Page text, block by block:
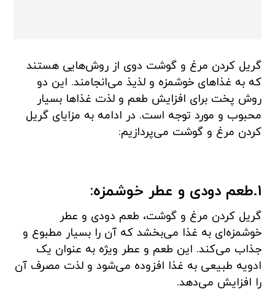
گریل کردن مرغ و گوشت دوی از روش‌هایی هستند
که به غذاهای خوشمزه و لذیذ می‌انجامند. این دو
روش پخت برای افزایش طعم و لذت غذاها بسیار
محبوب و مورد توجه است. در ادامه به مزایای گریل
کردن مرغ و گوشت می‌پردازیم:
1.طعم دودی و عطر خوشمزه:
گریل کردن مرغ و گوشت، طعم دودی و عطر
خوشمزه‌ای به غذا می‌بخشد که آن را بسیار مطبوع و
جذاب می‌کند. این طعم و عطر ویژه به عنوان یک
ادویه طبیعی به غذا افزوده می‌شود و لذت مصرف آن
را افزایش می‌دهد.